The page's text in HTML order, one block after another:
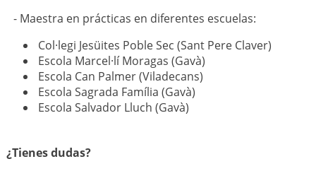
- Maestra en prácticas en diferentes escuelas:
Col·legi Jesüites Poble Sec (Sant Pere Claver)
Escola Marcel·lí Moragas (Gavà)
Escola Can Palmer (Viladecans)
Escola Sagrada Família (Gavà)
Escola Salvador Lluch (Gavà)
¿Tienes dudas?